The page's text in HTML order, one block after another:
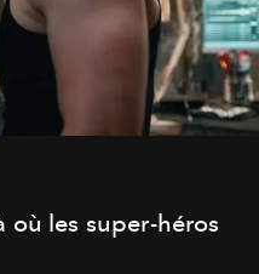
les super-héros